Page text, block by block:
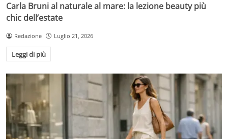
Carla Bruni al naturale al mare: la lezione beauty più
chic dell’estate
Redazione Luglio 21, 2026
Leggi di più